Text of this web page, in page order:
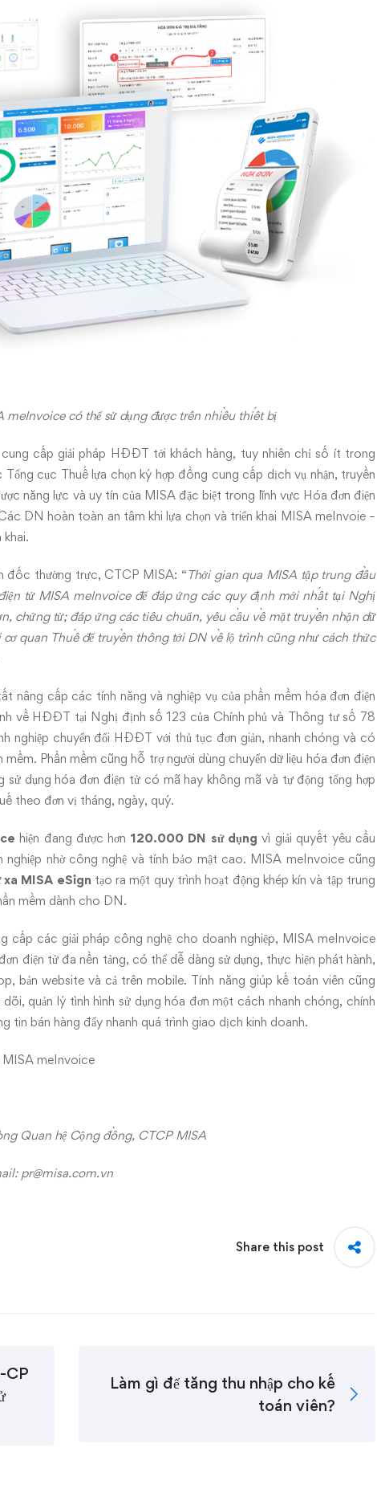
meInvoice có thể sử dụng được trên nhiều thiết bị
cấp giải pháp HĐĐT tới khách hàng, tuy nhiên chỉ số ít trong
cục Thuế lựa chọn ký hợp đồng cung cấp dịch vụ nhận, truyền
năng lực và uy tín của MISA đặc biệt trong lĩnh vực Hóa đơn điện
DN hoàn toàn an tâm khi lựa chọn và triển khai MISA meInvoie –
khai.
đốc thường trực, CTCP MISA: “ Thời gian qua MISA tập trung đầu
tử MISA meInvoice để đáp ứng các quy định mới nhất tại Nghị
từ; đáp ứng các tiêu chuẩn, yêu cầu về mặt truyền nhận dữ
quan Thuế để truyền thông tới DN về lộ trình cũng như cách thức
nâng cấp các tính năng và nghiệp vụ của phần mềm hóa đơn điện
về HĐĐT tại Nghị định số 123 của Chính phủ và Thông tư số 78
nghiệp chuyển đổi HĐĐT với thủ tục đơn giản, nhanh chóng và có
Phần mềm cũng hỗ trợ người dùng chuyển dữ liệu hóa đơn điện
dụng hóa đơn điện tử có mã hay không mã và tự động tổng hợp
theo đơn vị tháng, ngày, quý.
hiện đang được hơn 120.000 DN sử dụng vì giải quyết yêu cầu
nhờ công nghệ và tính bảo mật cao. MISA meInvoice cũng
MISA eSign tạo ra một quy trình hoạt động khép kín và tập trung
mềm dành cho DN.
cấp các giải pháp công nghệ cho doanh nghiệp, MISA meInvoice
điện tử đa nền tảng, có thể dễ dàng sử dụng, thực hiện phát hành,
bản website và cả trên mobile. Tính năng giúp kế toán viên cũng
quản lý tình hình sử dụng hóa đơn một cách nhanh chóng, chính
tin bán hàng đẩy nhanh quá trình giao dịch kinh doanh.
MISA meInvoice
Quan hệ Cộng đồng, CTCP MISA
pr@misa.com.vn
Share this post
CP
Làm gì để tăng thu nhập cho kế
toán viên?